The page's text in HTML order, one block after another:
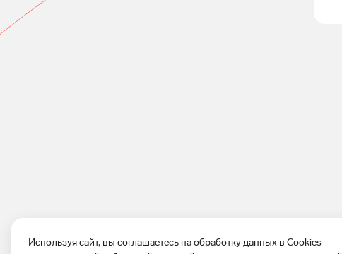
Используя сайт, вы соглашаетесь на обработку данных в Cookies